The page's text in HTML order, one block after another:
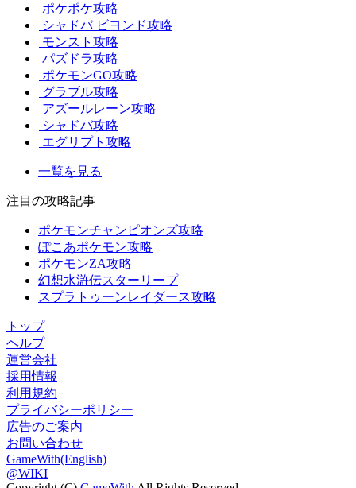
ポケポケ攻略
シャドバ ビヨンド攻略
モンスト攻略
パズドラ攻略
ポケモンGO攻略
グラブル攻略
アズールレーン攻略
シャドバ攻略
エグリプト攻略
一覧を見る
注目の攻略記事
ポケモンチャンピオンズ攻略
ぽこあポケモン攻略
ポケモンZA攻略
幻想水滸伝スターリープ
スプラトゥーンレイダース攻略
トップ
ヘルプ
運営会社
採用情報
利用規約
プライバシーポリシー
広告のご案内
お問い合わせ
GameWith(English)
@WIKI